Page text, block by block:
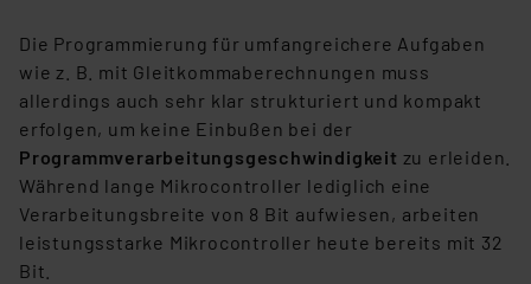
und zu der jeweiligen Datenübermittlung erhalten Sie in
der Datenschutzerklärung. Für die USA besteht kein
Angemessenheitsbeschluss der EU. Dies bedeutet,
dass die USA als Land mit unzureichendem
Datenschutz nach EU-Standards eingestuft wird. So
besteht etwa das Risiko, dass US-Behörden
personenbezogene Daten in
Überwachungsprogrammen verarbeiten, ohne dass
hiergegen Klagemöglichkeiten für Europäer bestehen.
Die Programmierung für umfangreichere Aufgaben
wie z. B. mit Gleitkommaberechnungen muss
allerdings auch sehr klar strukturiert und kompakt
erfolgen, um keine Einbußen bei der
Programmverarbeitungsgeschwindigkeit zu erleiden.
Während lange Mikrocontroller lediglich eine
Verarbeitungsbreite von 8 Bit aufwiesen, arbeiten
leistungsstarke Mikrocontroller heute bereits mit 32
Bit.